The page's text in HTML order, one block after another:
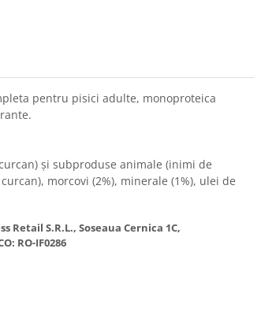
pentru pisici adulte, monoproteica
și subproduse animale (inimi de
morcovi (2%), minerale (1%), ulei de
S.R.L., Soseaua Cernica 1C,
RO-IF0286